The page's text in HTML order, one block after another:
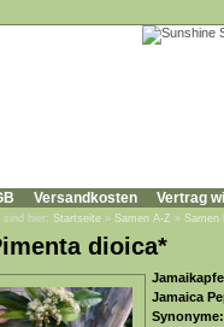
Versandkosten Vertrag
sind hier: Startseite » Samen A-Z » Samen
dioica*
Jamaica
Synonyme: